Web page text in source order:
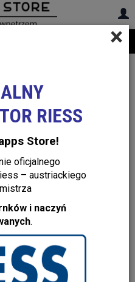
+48 22 299 19 84
×
RIESS
Store!
oficjalnego
– austriackiego
i naczyń
.